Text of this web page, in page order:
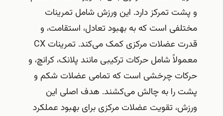
و پشت تمرکز دارد. این ورزش شامل تمرینات
مختلفی است که به بهبود تعادل، استقامت، و
قدرت عضلات مرکزی کمک می‌کند. تمرینات CX
معمولاً شامل حرکات ترکیبی مانند پلانک، کرانچ، و
حرکات چرخشی است که تمامی عضلات شکم و
پشت را به چالش می‌کشند. هدف اصلی این
ورزش، تقویت عضلات مرکزی برای بهبود عملکرد